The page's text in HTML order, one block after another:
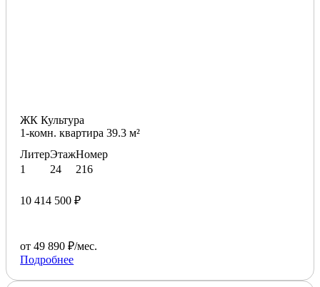
ЖК Культура
1-комн. квартира 39.3 м²
Литер
1
Этаж
24
Номер
216
10 414 500 ₽
от 49 890 ₽/мес.
Подробнее